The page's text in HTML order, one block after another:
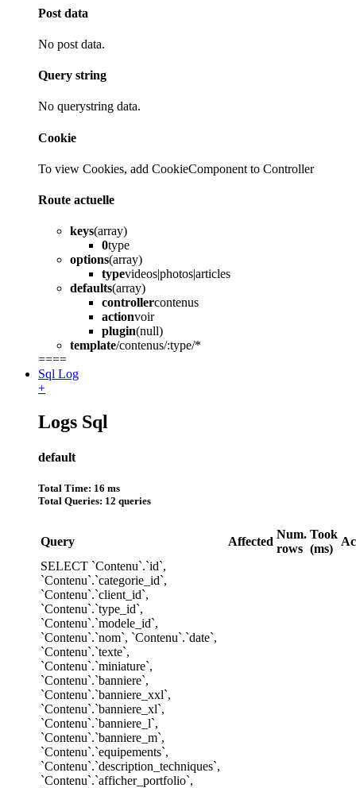
Post data
No post data.
Query string
No querystring data.
Cookie
To view Cookies, add CookieComponent to Controller
Route actuelle
keys(array)
0type
options(array)
typevideos|photos|articles
defaults(array)
controllercontenus
actionvoir
plugin(null)
template/contenus/:type/*
====
Sql Log
+
Logs Sql
default
Total Time: 16 ms
Total Queries: 12 queries
Query Affected
Num.
rows
Took
(ms)
SELECT `Contenu`.`id`,
`Contenu`.`categorie_id`,
`Contenu`.`client_id`,
`Contenu`.`type_id`,
`Contenu`.`modele_id`,
`Contenu`.`nom`, `Contenu`.`date`,
`Contenu`.`texte`,
`Contenu`.`miniature`,
`Contenu`.`banniere`,
`Contenu`.`banniere_xxl`,
`Contenu`.`banniere_xl`,
`Contenu`.`banniere_l`,
`Contenu`.`banniere_m`,
`Contenu`.`equipements`,
`Contenu`.`description_techniques`,
`Contenu`.`afficher_portfolio`,